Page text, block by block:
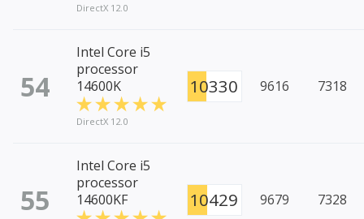
DirectX 12.0
54
Intel Core i5
processor
14600K
DirectX 12.0
10330 9616 7318
55
Intel Core i5
processor
14600KF
10429 9679 7328